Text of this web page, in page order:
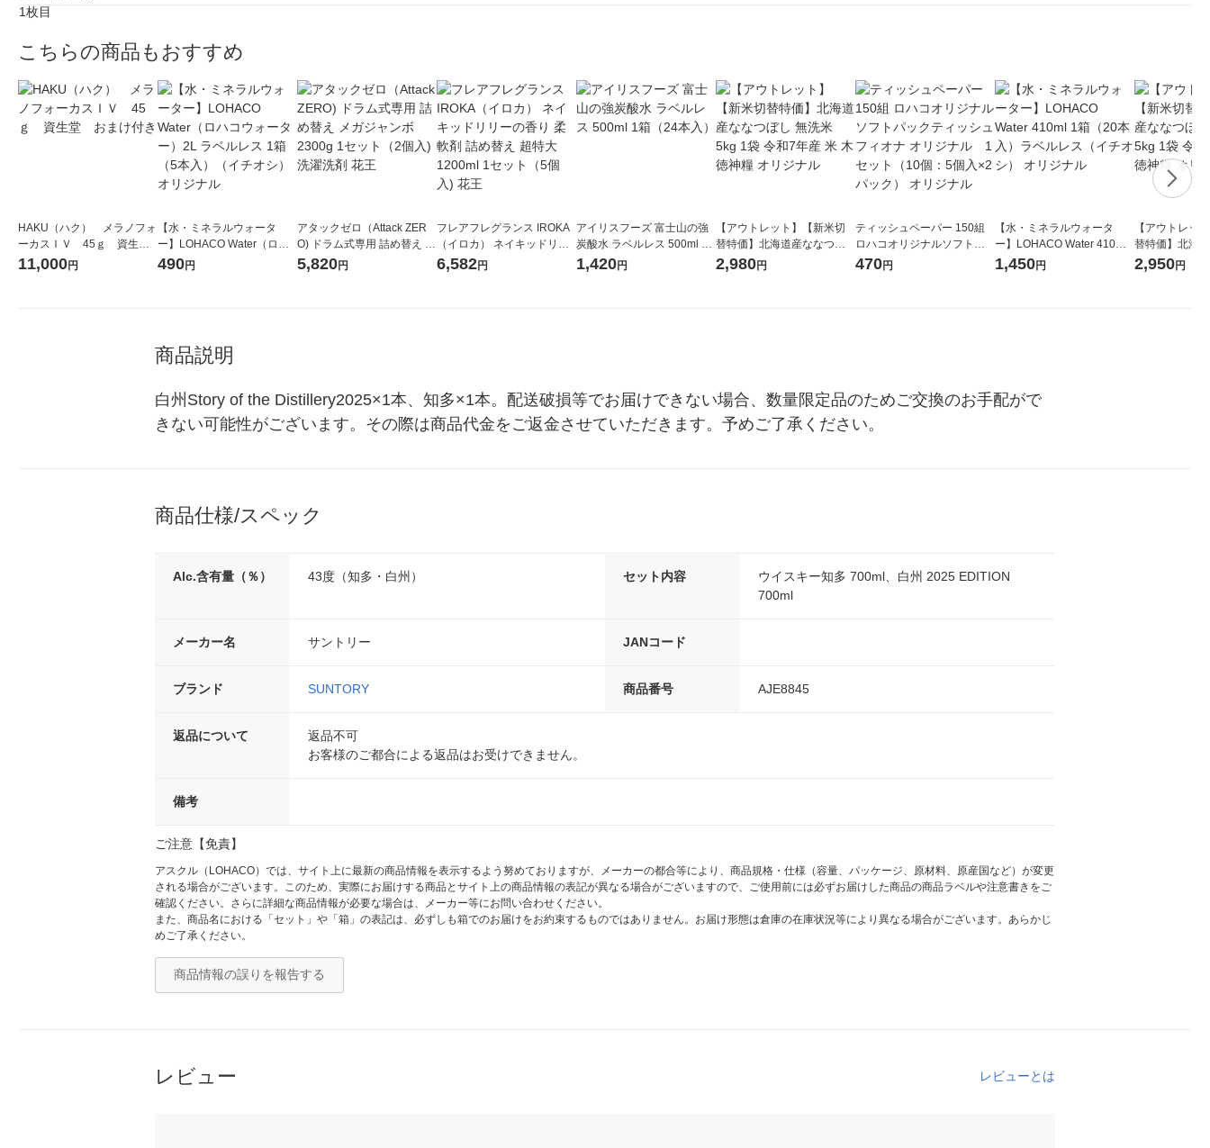
こちらの商品もおすすめ
HAKU（ハク） メラノフォ
ーカスＩＶ 45ｇ 資生
堂 おまけ付き
11,000円
【水・ミネラルウォータ
ー】LOHACO Water（ロハ
コウォーター）2L ラベルレ
490円
アタックゼロ（Attack ZER
O) ドラム式専用 詰め替え メ
ガジャンボ 2300g 1セット
5,820円
フレアフレグランス IROKA
（イロカ） ネイキッドリリ
ーの香り 柔軟剤 詰め替え 超
6,582円
アイリスフーズ 富士山の強
炭酸水 ラベルレス 500ml 1
箱（24本入）
1,420円
【アウトレット】【新米切
替特価】北海道産ななつぼ
し 無洗米 5kg 1袋 令和7年産
2,980円
ティッシュペーパー 150組
ロハコオリジナルソフトパ
ックティッシュ フィオナ オ
470円
【水・ミネラルウォータ
ー】LOHACO Water 410ml
1箱（20本入）ラベルレス
1,450円
【アウトレッ
替特価】北海
し 精白米 5kg
2,950円
商品説明
白州Story of the Distillery2025×1本、知多×1本。配送破損等でお届けできない場合、数量限定品のためご交換のお手配がで
きない可能性がございます。その際は商品代金をご返金させていただきます。予めご了承ください。
商品仕様/スペック
Alc.含有量（％） 43度（知多・白州） セット内容
ウイスキー知多 700ml、白州 2025 EDITION
700ml
メーカー名 サントリー JANコード
ブランド SUNTORY 商品番号 AJE8845
返品について
返品不可
お客様のご都合による返品はお受けできません。
備考
ご注意【免責】
アスクル（LOHACO）では、サイト上に最新の商品情報を表示するよう努めておりますが、メーカーの都合等により、商品規格・仕様（容量、パッケージ、原材料、原産国など）が変更
される場合がございます。このため、実際にお届けする商品とサイト上の商品情報の表記が異なる場合がございますので、ご使用前には必ずお届けした商品の商品ラベルや注意書きをご
確認ください。さらに詳細な商品情報が必要な場合は、メーカー等にお問い合わせください。
また、商品名における「セット」や「箱」の表記は、必ずしも箱でのお届けをお約束するものではありません。お届け形態は倉庫の在庫状況等により異なる場合がございます。あらかじ
めご了承ください。
商品情報の誤りを報告する
レビュー レビューとは